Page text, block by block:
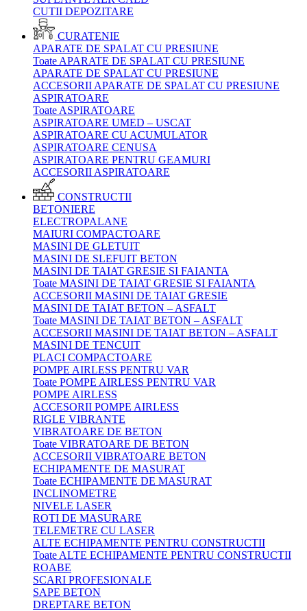
CUTII DEPOZITARE
CURATENIE
APARATE DE SPALAT CU PRESIUNE
Toate APARATE DE SPALAT CU PRESIUNE
APARATE DE SPALAT CU PRESIUNE
ACCESORII APARATE DE SPALAT CU PRESIUNE
ASPIRATOARE
Toate ASPIRATOARE
ASPIRATOARE UMED – USCAT
ASPIRATOARE CU ACUMULATOR
ASPIRATOARE CENUSA
ASPIRATOARE PENTRU GEAMURI
ACCESORII ASPIRATOARE
CONSTRUCTII
BETONIERE
ELECTROPALANE
MAIURI COMPACTOARE
MASINI DE GLETUIT
MASINI DE SLEFUIT BETON
MASINI DE TAIAT GRESIE SI FAIANTA
Toate MASINI DE TAIAT GRESIE SI FAIANTA
ACCESORII MASINI DE TAIAT GRESIE
MASINI DE TAIAT BETON – ASFALT
Toate MASINI DE TAIAT BETON – ASFALT
ACCESORII MASINI DE TAIAT BETON – ASFALT
MASINI DE TENCUIT
PLACI COMPACTOARE
POMPE AIRLESS PENTRU VAR
Toate POMPE AIRLESS PENTRU VAR
POMPE AIRLESS
ACCESORII POMPE AIRLESS
RIGLE VIBRANTE
VIBRATOARE DE BETON
Toate VIBRATOARE DE BETON
ACCESORII VIBRATOARE BETON
ECHIPAMENTE DE MASURAT
Toate ECHIPAMENTE DE MASURAT
INCLINOMETRE
NIVELE LASER
ROTI DE MASURARE
TELEMETRE CU LASER
ALTE ECHIPAMENTE PENTRU CONSTRUCTII
Toate ALTE ECHIPAMENTE PENTRU CONSTRUCTII
ROABE
SCARI PROFESIONALE
SAPE BETON
DREPTARE BETON